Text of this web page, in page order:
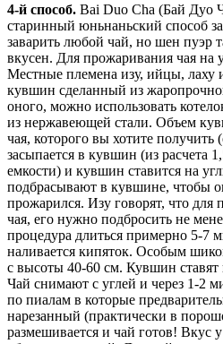
4-й способ. Bai Duo Cha (Бай Дуо
старинный юньнаньский способ
заварить любой чай, но шен пуэр
вкусен. Для прожаривания чая на
Местные племена изу, ийцы, лаху
кувшин сделанный из
оного, можно использовать
из нержавеющей стали. Объем
чая, которого вы хотите
засыпается в кувшин (из расчета
емкости) и кувшин ставится на
подбрасывают в кувшине, чтобы
прожарился. Изу говорят, что для
чая, его нужно подбросить не
процедура длиться примерно 5-7
наливается кипяток. Особым
с высоты 40-60 см. Кувшин ставят
Чай снимают с углей и через 1-2
по пиалам в которые
нарезанный (практически в
размешивается и чай готов! Вкус